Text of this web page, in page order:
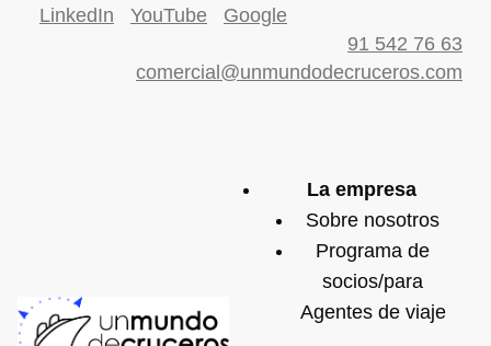
LinkedIn
YouTube
Google
91 542 76 63
comercial@unmundodecruceros.com
La empresa
Sobre nosotros
Programa de
socios/para
Agentes de viaje